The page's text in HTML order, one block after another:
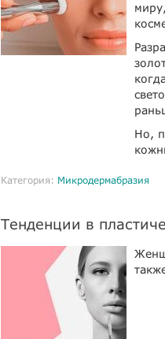
Но,
Категория: Микродермабразия
Тенденции в